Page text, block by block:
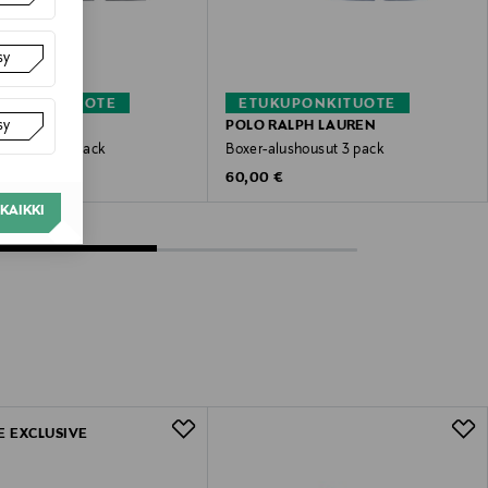
ARMANI
3-pack
ETUKUPONKITUOTE
POLO RALPH LAUREN
Boxer-alushousut 3 pack
Original Price
60,00 €
EXCLUSIVE